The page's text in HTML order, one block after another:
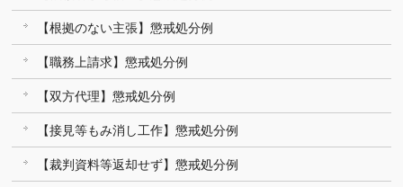
【根拠のない主張】懲戒処分例
【職務上請求】懲戒処分例
【双方代理】懲戒処分例
【接見等もみ消し工作】懲戒処分例
【裁判資料等返却せず】懲戒処分例